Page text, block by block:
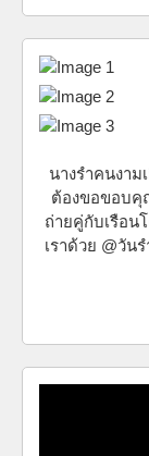
นางรำคนงาม
ต้องขอขอบคุ
ถ่ายคู่กับเรือน
เราด้วย @วัน